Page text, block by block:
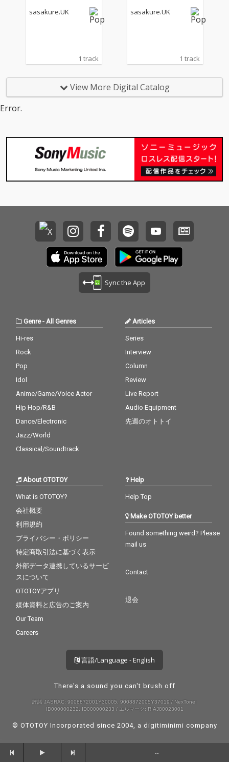
sasakure.UK
1 track
sasakure.UK
1 track
View More Digital Catalog
Error.
Sync the App
Genre- All Genres
Hi-res
Rock
Pop
Idol
Anime/Game/Voice Actor
Hip Hop/R&B
Dance/Electronic
Jazz/World
Classical/Soundtrack
Articles
Series
Interview
Column
Review
Live Report
Audio Equipment
先週のオトトイ
About OTOTOY
What is OTOTOY?
会社概要
利用規約
プライバシー・ポリシー
特定商取引法に基づく表示
外部データ連携しているサービ
スについて
OTOTOYアプリ
媒体資料と広告のご案内
Our Team
Careers
Help
Help Top
Make OTOTOY better
Found something weird? Please
mail us
Contact
退会
言語/Language - English
There's a sound you can't brush off
許諾 JASRAC: 9008872001Y30005, 9008872005Y37019 / NexTone:
ID000000232, ID000000233 / エルマーク: RIAJ80023001
© OTOTOY Incorporated since 2004, a digitiminimi company
--